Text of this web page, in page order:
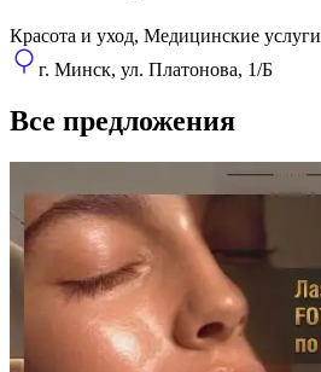
Красота и уход, Медицинские услуги
г. Минск, ул. Платонова, 1/Б
Все предложения